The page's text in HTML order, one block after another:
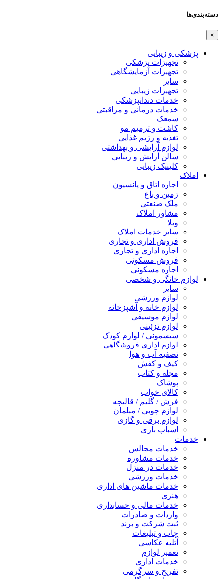
دسته‌بندی‌ها
×
پزشکی و زیبایی
تجهیزات پزشکی
تجهیزات آزمایشگاهی
سایر
تجهیزات زیبایی
خدمات دندانپزشکی
خدمات درمانی و مراقبتی
سمعک
کاشت و ترمیم مو
تغذیه و رژیم غذایی
لوازم آرایشی و بهداشتی
سالن آرایش و زیبایی
کلینیک زیبایی
املاک
اجاره اتاق و پانسیون
زمین و باغ
ملک صنعتی
مشاور املاک
ویلا
سایر خدمات املاک
فروش اداری و تجاری
اجاره اداری و تجاری
فروش مسکونی
اجاره مسکونی
لوازم خانگی و شخصی
سایر
لوازم ورزشی
لوازم خانه و آشپزخانه
لوازم موسیقی
لوازم تزئینی
سیسمونی / لوازم کودک
لوازم اداری فروشگاهی
تصفیه آب و هوا
کیف و کفش
مجله و کتاب
پوشاک
کالای خواب
فرش / گلیم / قالیچه
لوازم چوبی / مبلمان
لوازم برقی و گازی
اسباب بازی
خدمات
خدمات مجالس
خدمات مشاوره
خدمات در منزل
خدمات ورزشی
خدمات ماشین های اداری
هنری
خدمات مالی و حسابداری
واردات و صادرات
ثبت شرکت و برند
چاپ و تبلیغات
آتلیه عکاسی
تعمیر لوازم
خدمات اداری
تفریح و سرگرمی